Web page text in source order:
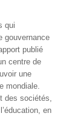
qui
gouvernance
publié
centre de
une
mondiale.
des sociétés,
en